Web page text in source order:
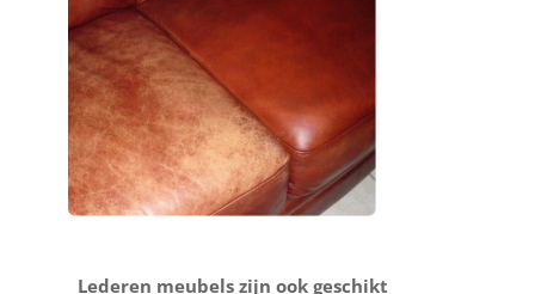
Lederen meubels zijn ook geschikt